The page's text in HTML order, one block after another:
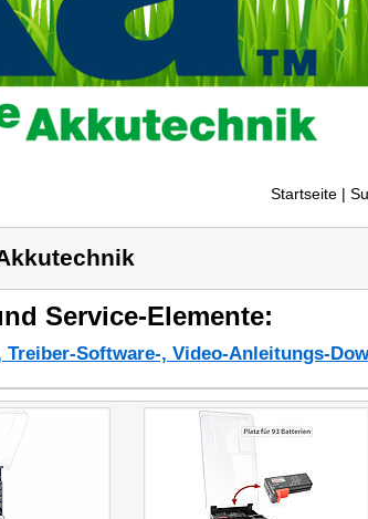
Startseite |
Service-Elemente:
Treiber-Software-, Video-Anleitungs-